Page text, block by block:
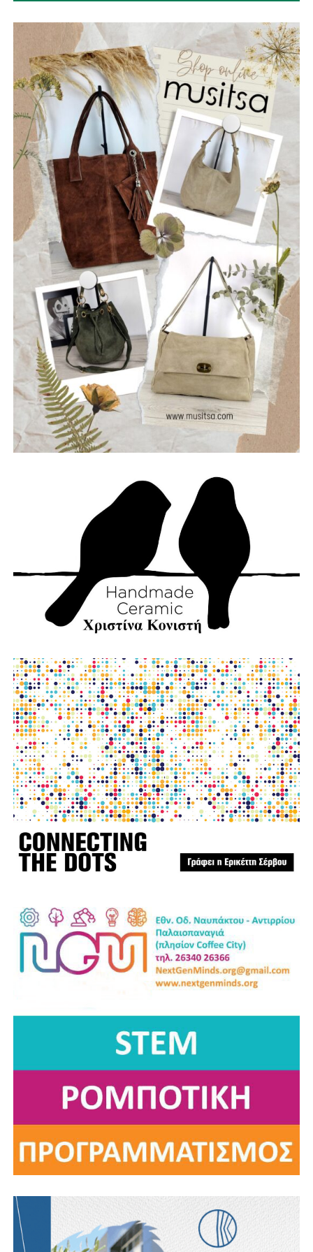
μπάσο, Billy Nikolarakis στην ηλεκτρική κιθάρα
(rhythm + vocals) και Chris Fakiolas στα lead vocals.
ΡΩΓΜΕΣ
Οι “Ρωγμές” είναι ένα νεοσύστατο ελληνικό ροκ
συγκρότημα που ιδρύθηκε τον Ιούλιο του 2025, με έδρα
την Ναύπακτο. Το όνομά τους αντικατοπτρίζει τη
φιλοσοφία τους: να ραγίσουν τις βεβαιότητες, να σπάσουν
τη σιωπή και να αφήσουν το φως να περάσει μέσα από τις
ρωγμές της καθημερινότητας. Με ήχο που ισορροπεί
ανάμεσα στο εναλλακτικό ροκ, τον ελληνικό στίχο και την
ωμή ενέργεια της σκηνής, οι Ρωγμές δημιουργούν
μουσική που μιλά για την κοινωνία, τις εσωτερικές μάχες
και την ανάγκη για αλήθεια.
Μέλη του συγκροτήματος: Ανδρεόπουλος Αντώνης –
Φωνή & Κιθάρα, Σαράντης Δημήτρης – Κιθάρα, Νικολάου
Θωμάς – Μπάσο, Μηλιώνης Γρηγόρης – Τύμπανα.